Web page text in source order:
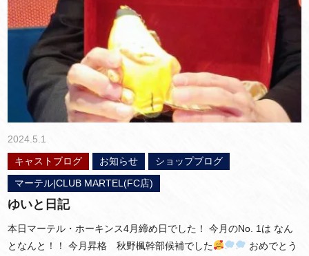
2024.5.1
キャストブログ
お知らせ
ショップブログ
マーテル|CLUB MARTEL(FC店)
ゆいと日記
本日マーテル・ホーキンス4月締め日でした！ 今月のNo. 1は なん
となんと！！ 今月昇格 秋野楓幹部候補でした
おめでとう